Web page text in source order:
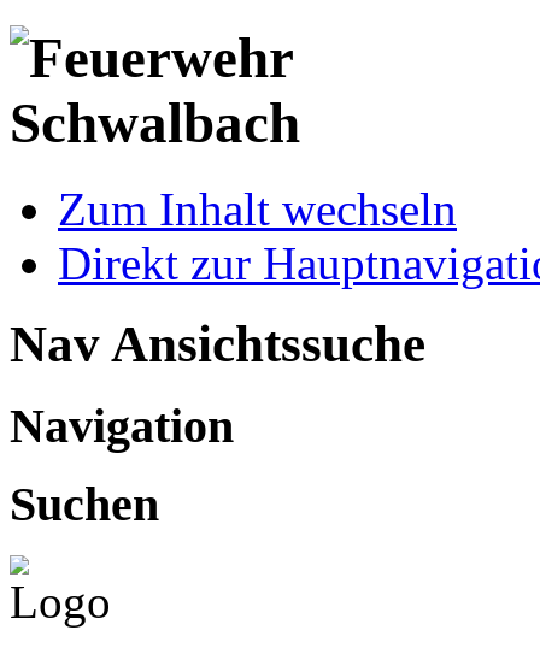
Zum Inhalt wechseln
Direkt zur
Nav Ansichtssuche
Navigation
Suchen